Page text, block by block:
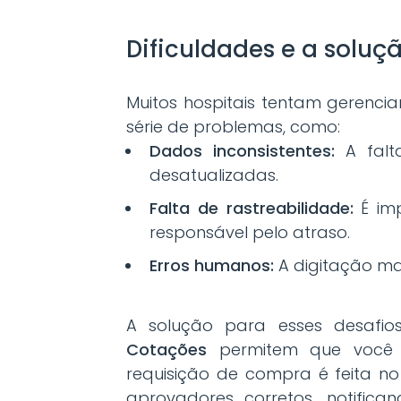
Dificuldades e a
Muitos hospitais tentam
série de problemas, como:
Dados inconsistentes: A
desatualizadas.
Falta de rastreabilidade: É
responsável pelo atraso.
Erros humanos: A digitação
A solução para esses
Cotações permitem que
requisição de compra é feita